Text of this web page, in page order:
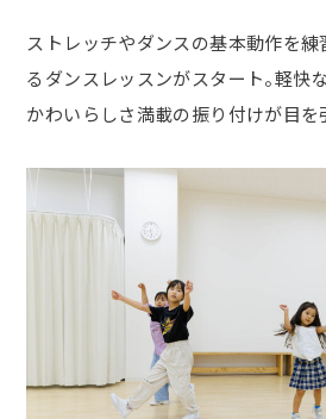
ストレッチやダンスの基本動作を練
るダンスレッスンがスタート。軽快
かわいらしさ満載の振り付けが目を